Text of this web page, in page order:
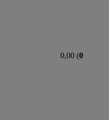
0,00 (0